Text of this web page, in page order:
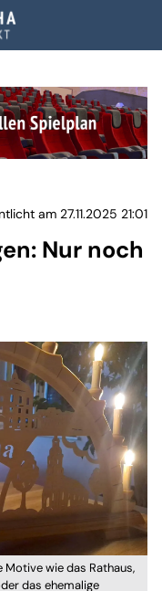
am 27.11.2025 21:01
Nur noch
Motive wie das Rathaus,
das ehemalige